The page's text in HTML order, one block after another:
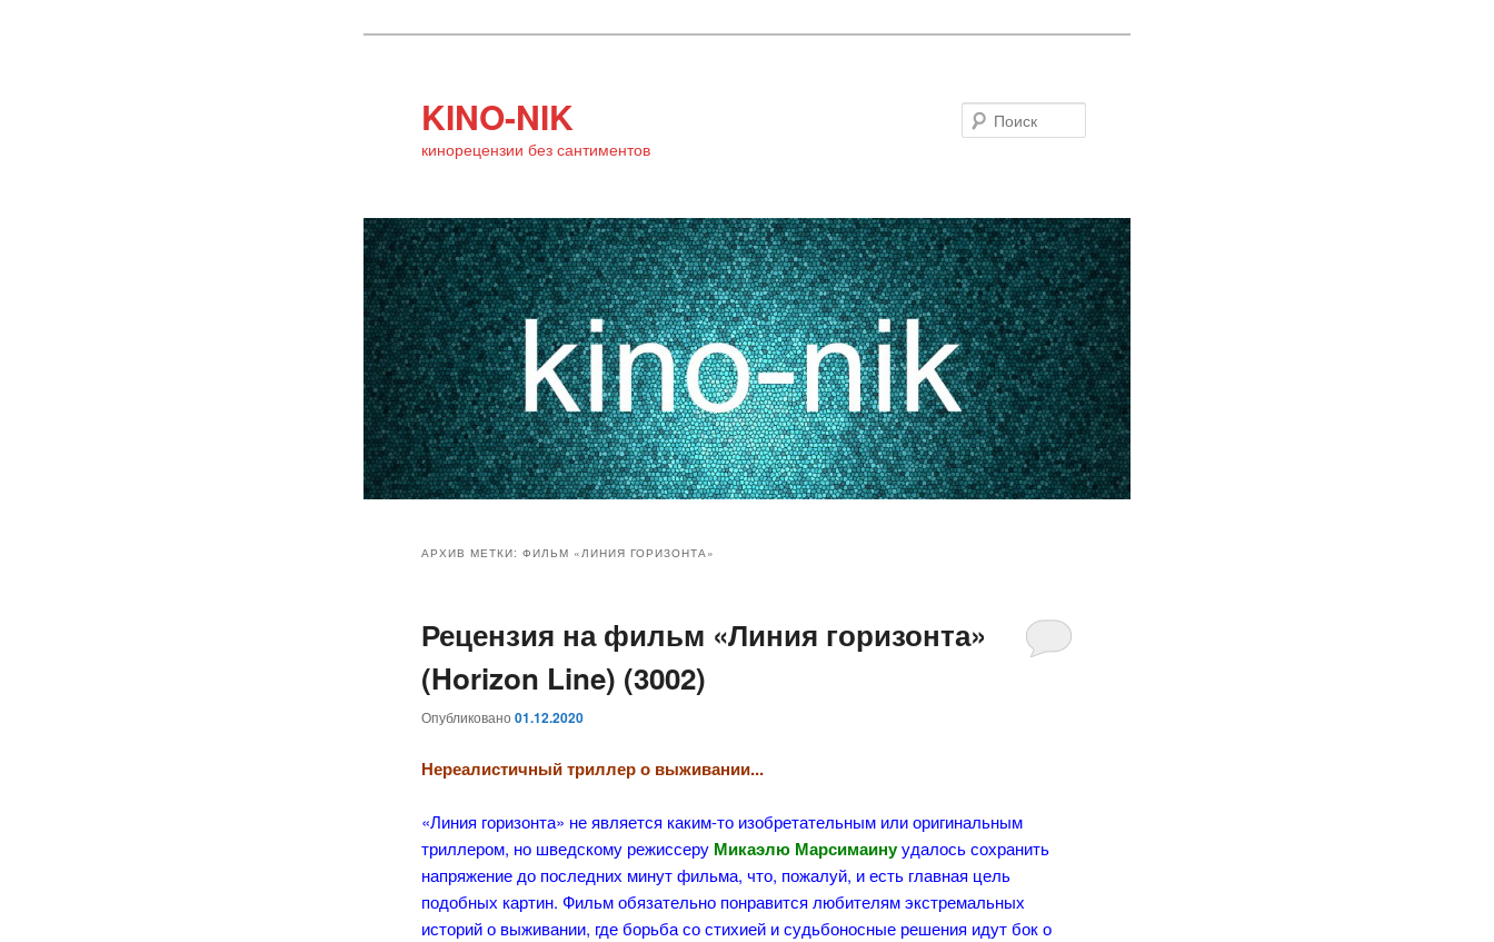
KINO-NIK
кинорецензии без сантиментов
основному
содержимому
дополнительному
содержимому
АРХИВ МЕТКИ:ФИЛЬМ «ЛИНИЯ ГОРИЗОНТА»
Рецензия на фильм «Линия горизонта»
(Horizon Line) (3002)
Опубликовано01.12.2020
Нереалистичный триллер о выживании...
«Линия горизонта» не является каким-то изобретательным или оригинальным
триллером, но шведскому режиссеру Микаэлю Марсимаинуудалось сохранить
напряжение до последних минут фильма, что, пожалуй, и есть главная цель
подобных картин. Фильм обязательно понравится любителям экстремальных
историй о выживании, где борьба со стихией и судьбоносные решения идут бок о